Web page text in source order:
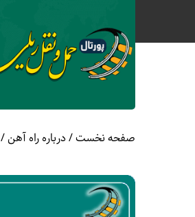
خدمات رسانی رایگان مترو و اتوبوس های BRT تبریز در ۱۴ و ۱۵ مرداد
صفحه نخست/درباره راه آهن/